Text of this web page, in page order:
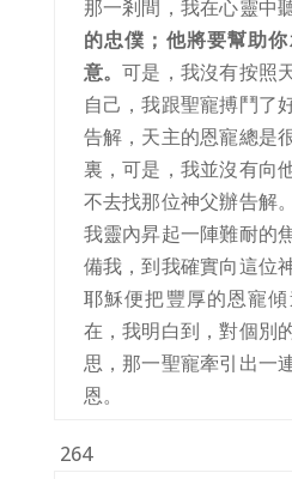
那一剎間，我在心靈中
的忠僕；他將要幫助
意。可是，我沒有按照
自己，我跟聖寵搏鬥了
告解，天主的恩寵總是
裏，可是，我並沒有向
不去找那位神父辦告解
我靈內昇起一陣難耐的
備我，到我確實向這位
耶穌便把豐厚的恩寵
在，我明白到，對個別
思，那一聖寵牽引出一
恩。
264